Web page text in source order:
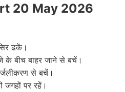
20 May 2026
ढकें।
के बीच बाहर जाने से बचें।
से बचें।
जगहों पर रहें।